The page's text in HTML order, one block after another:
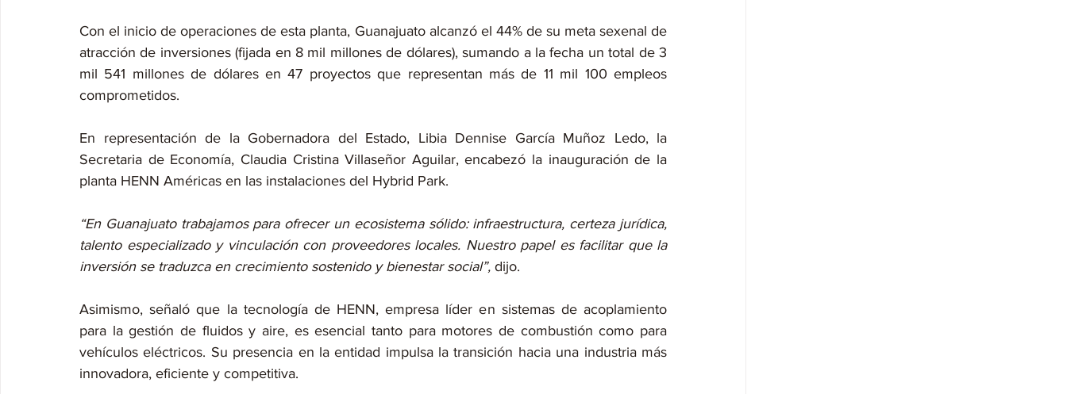
Con el inicio de operaciones de esta planta, Guanajuato alcanzó el 44% de su meta sexenal de
atracción de inversiones (fijada en 8 mil millones de dólares), sumando a la fecha un total de 3
mil 541 millones de dólares en 47 proyectos que representan más de 11 mil 100 empleos
comprometidos.
En representación de la Gobernadora del Estado, Libia Dennise García Muñoz Ledo, la
Secretaria de Economía, Claudia Cristina Villaseñor Aguilar, encabezó la inauguración de la
planta HENN Américas en las instalaciones del Hybrid Park.
“En Guanajuato trabajamos para ofrecer un ecosistema sólido: infraestructura, certeza jurídica,
talento especializado y vinculación con proveedores locales. Nuestro papel es facilitar que la
inversión se traduzca en crecimiento sostenido y bienestar social”, dijo.
Asimismo, señaló que la tecnología de HENN, empresa líder en sistemas de acoplamiento
para la gestión de fluidos y aire, es esencial tanto para motores de combustión como para
vehículos eléctricos. Su presencia en la entidad impulsa la transición hacia una industria más
innovadora, eficiente y competitiva.